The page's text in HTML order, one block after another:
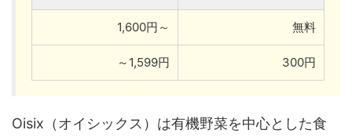
1,600円～ 無料
～1,599円 300円
Oisix（オイシックス）は有機野菜を中心とした食